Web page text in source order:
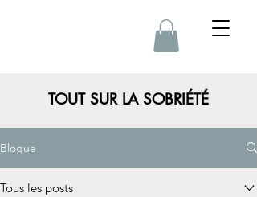
TOUT SUR LA SOBRIÉTÉ
Blogue
Tous les posts